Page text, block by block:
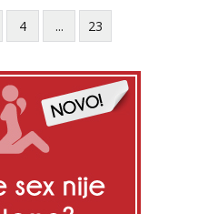
4 ... 23